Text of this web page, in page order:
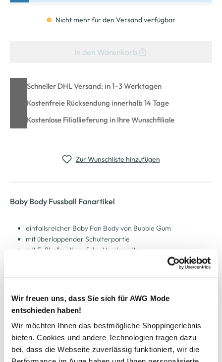
Wir freuen uns, dass Sie sich für AWG Mode
entschieden haben!
Wir möchten Ihnen das bestmögliche Shoppingerlebnis
bieten. Cookies und andere Technologien tragen dazu
bei, dass die Webseite zuverlässig funktioniert, wir die
Nicht mehr für den Versand verfügbar
In den Warenkorb
Schneller DHL Versand: in 1–3 Werktagen
Kostenfreie Rücksendung innerhalb 14 Tage
Kostenlose Filiallieferung in Ihre Wunschfiliale
Zur Wunschliste hinzufügen
Baby Body Fussball Fanartikel
einfallsreicher Baby Fan Body von Bubble Gum
mit überlappender Schulterpartie
mit Fußballmotiv auf der Vorderseite
super Geschenkidee für Deutschland-Fans
Bereit für die EM? Ein must-have Fan-Artikel für Ihr
Sommermärchen!
AWG Artikelnummer